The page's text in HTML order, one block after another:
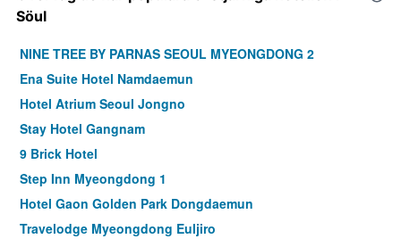
Söul
NINE TREE BY PARNAS SEOUL MYEONGDONG 2
Ena Suite Hotel Namdaemun
Hotel Atrium Seoul Jongno
Stay Hotel Gangnam
9 Brick Hotel
Step Inn Myeongdong 1
Hotel Gaon Golden Park Dongdaemun
Travelodge Myeongdong Euljiro